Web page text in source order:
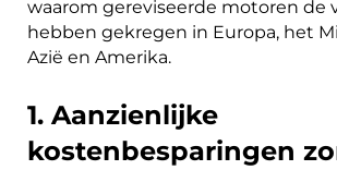
waarom gereviseerde motoren de
hebben gekregen in Europa, het
Azië en Amerika.
1. Aanzienlijke
kostenbesparingen